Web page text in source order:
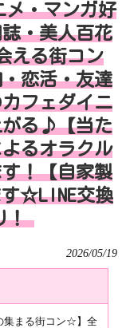
メ・マンガ好
・美人百花
える街コン
恋活・友達
フェダイニ
る♪【当た
るオラクル
！【自家製
☆LINE交換
！
2026/05/19
集まる街コン☆】全